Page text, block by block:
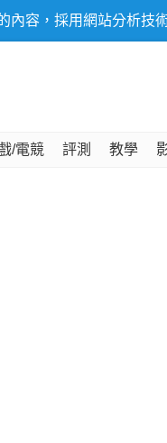
內容，採用網站分析技
/電競 評測 教學